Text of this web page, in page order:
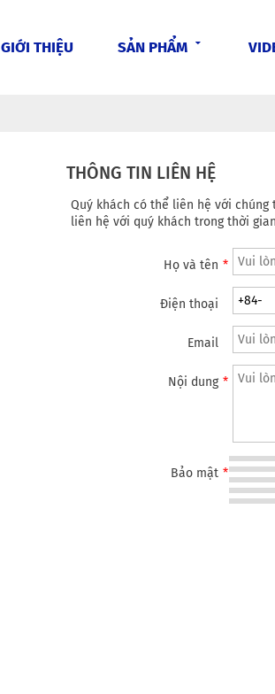
GIỚI THIỆU SẢN PHẨM
THÔNG TIN LIÊN HỆ
Quý khách có thể liên hệ với
liên hệ với quý khách trong thời
Họ và tên *
Điện thoại
Email
Nội dung *
Bảo mật *